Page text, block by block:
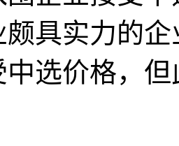
颇具实力的
选价格，